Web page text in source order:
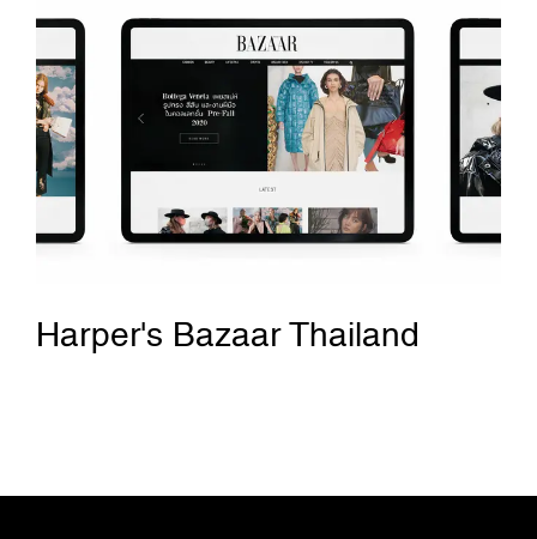
Harper's Bazaar Thailand